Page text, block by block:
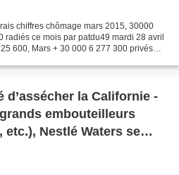
chiffres chômage mars 2015, 30000
ce mois par patdu49 mardi 28 avril
600, Mars + 30 000 6 277 300 privés
d’assécher la Californie -
embouteilleurs
etc.), Nestlé Waters se
le dernier scandale en
des ressources en